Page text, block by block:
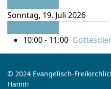
Sonntag, 19. Juli 2026
10:00 - 11:00
© 2024 Evangelisch-
Hamm